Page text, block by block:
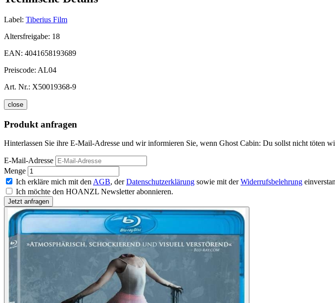
Label: Tiberius Film
Altersfreigabe: 18
EAN: 4041658193689
Preiscode: AL04
Art. Nr.: X50019368-9
close
Produkt anfragen
Hinterlassen Sie ihre E-Mail-Adresse und wir informieren Sie, wenn Ghost Cabin: Du sollst nicht töten
E-Mail-Adresse
Menge
Ich erkläre mich mit den AGB, derDatenschutzerklärung sowie mit derWiderrufsbelehrung
Ich möchte den HOANZL Newsletter abonnieren.